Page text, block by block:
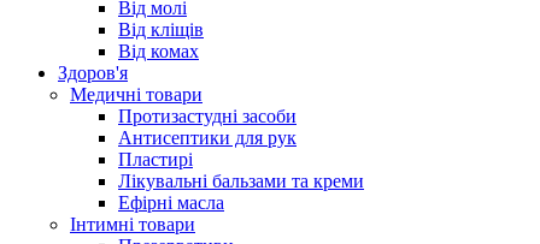
Від молі
Від кліщів
Від комах
Здоров'я
Медичні товари
Протизастудні засоби
Антисептики для рук
Пластирі
Лікувальні бальзами та креми
Ефірні масла
Інтимні товари